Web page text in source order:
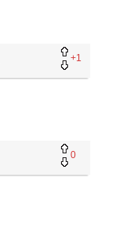
+1
0